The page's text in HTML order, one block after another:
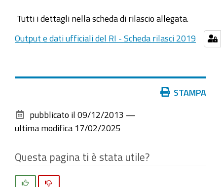
Tutti i dettagli nella scheda di rilascio allegata.
Output e dati ufficiali del RI - Scheda rilasci 2019
documento
STAMPA
pubblicato il 09/12/2013 —
ultima modifica 17/02/2025
Questa pagina ti è stata utile?